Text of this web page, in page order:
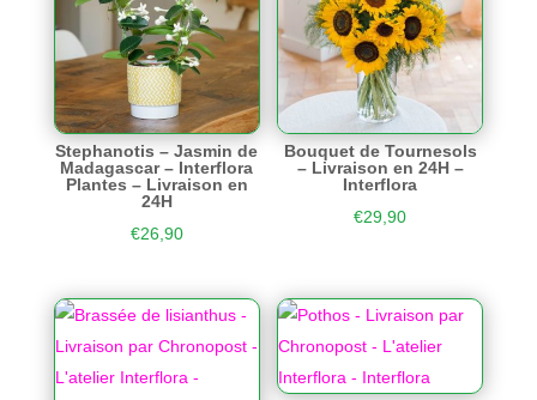
Stephanotis – Jasmin de
Madagascar – Interflora
Plantes – Livraison en
24H
€26,90
Bouquet de Tournesols
– Livraison en 24H –
Interflora
€29,90